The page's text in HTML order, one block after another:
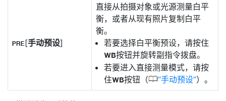
L[手动预设]
直接从拍摄对象或光源测量白平
衡，或者从现有照片复制白平
衡。
若要选择白平衡预设，请按住
U按钮并旋转副指令拨盘。
若要进入直接测量模式，请按
住U按钮（0 手动预设 ）。